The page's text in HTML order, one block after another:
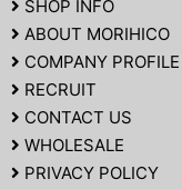
SHOP INFO
ABOUT MORIHICO
COMPANY PROFILE
RECRUIT
CONTACT US
WHOLESALE
PRIVACY POLICY